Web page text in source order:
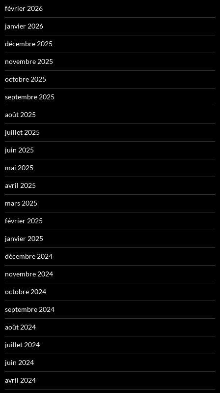
février 2026
janvier 2026
décembre 2025
novembre 2025
octobre 2025
septembre 2025
août 2025
juillet 2025
juin 2025
mai 2025
avril 2025
mars 2025
février 2025
janvier 2025
décembre 2024
novembre 2024
octobre 2024
septembre 2024
août 2024
juillet 2024
juin 2024
avril 2024